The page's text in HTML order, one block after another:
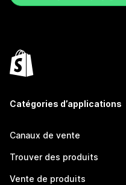
Catégories d’applications
Canaux de vente
Trouver des produits
Vente de produits